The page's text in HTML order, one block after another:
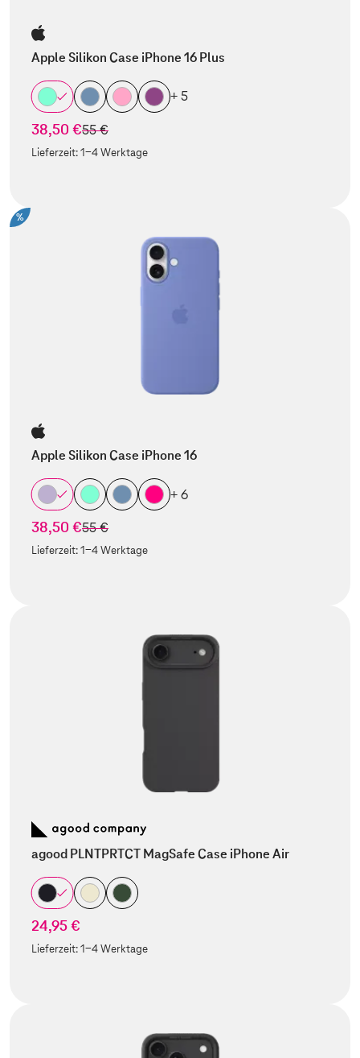
Apple Silikon Case iPhone 16 Plus
+ 5
38,50 €statt
55 €
Lieferzeit:1-4 Werktage
%
Apple Silikon Case iPhone 16
+ 6
38,50 €statt
55 €
Lieferzeit:1-4 Werktage
agood PLNTPRTCT MagSafe Case iPhone Air
24,95 €
Lieferzeit:1-4 Werktage